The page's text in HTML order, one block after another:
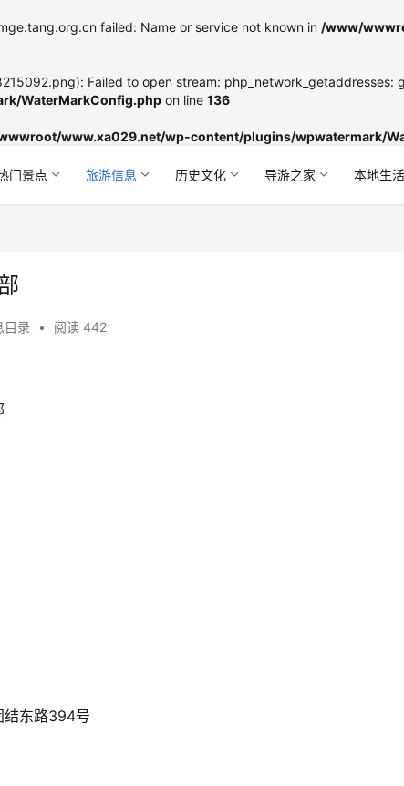
failed: Name or service not known in /www/
Failed to open stream:
WaterMarkConfig.php on line 136
www.xa029.net/wp-content/plugins/wpwatermark/
门景点 旅游信息 历史文化 导游之家 本地生活
目录 • 阅读 442
结东路394号